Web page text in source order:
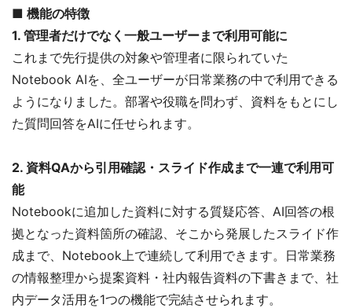
■ 機能の特徴
1. 管理者だけでなく一般ユーザーまで利用可能に
これまで先行提供の対象や管理者に限られていた
Notebook AIを、全ユーザーが日常業務の中で利用できる
ようになりました。部署や役職を問わず、資料をもとにし
た質問回答をAIに任せられます。
2. 資料QAから引用確認・スライド作成まで一連で利用可
能
Notebookに追加した資料に対する質疑応答、AI回答の根
拠となった資料箇所の確認、そこから発展したスライド作
成まで、Notebook上で連続して利用できます。日常業務
の情報整理から提案資料・社内報告資料の下書きまで、社
内データ活用を1つの機能で完結させられます。